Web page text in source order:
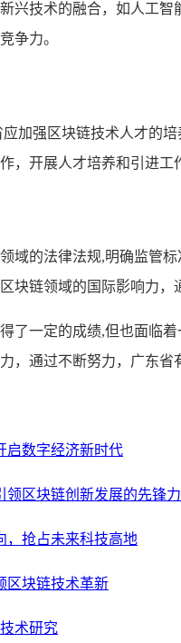
兴技术的融合，如人工智
争力。
加强区块链技术人才的
，开展人才培养和引进
域的法律法规,明确监管
块链领域的国际影响力
了一定的成绩,但也面临
，通过不断努力，广东
启数字经济新时代
领区块链创新发展的先锋
，抢占未来科技高地
区块链技术革新
术研究